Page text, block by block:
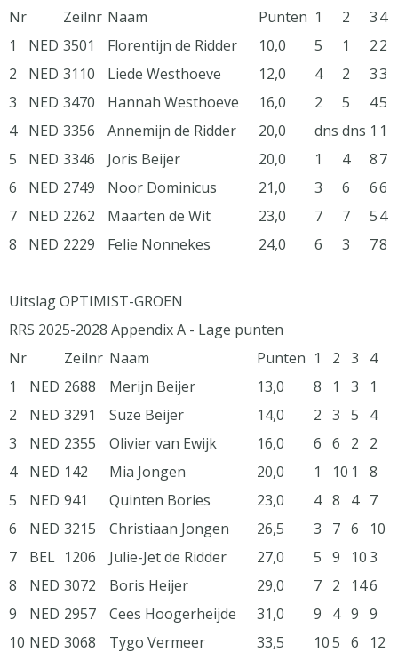
Nr
Zeilnr Naam Punten 1 2 34
1
NED 3501 Florentijn de Ridder 10,0 5 1 22
2
NED 3110 Liede Westhoeve 12,0 4 2 33
3
NED 3470 Hannah Westhoeve 16,0 2 5 45
4
NED 3356 Annemijn de Ridder 20,0 dns dns 1 1
5
NED 3346 Joris Beijer 20,0 1 4 87
6
NED 2749 Noor Dominicus 21,0 3 6 66
7
NED 2262 Maarten de Wit 23,0 7 7 54
8
NED 2229 Felie Nonnekes 24,0 6 3 78
Uitslag OPTIMIST-GROEN
RRS 2025-2028 Appendix A - Lage punten
Nr
Zeilnr Naam Punten 1 2 3
4
1
NED 2688 Merijn Beijer 13,0 8 1 3
1
2
NED 3291 Suze Beijer 14,0 2 3 5
4
3
NED 2355 Olivier van Ewijk 16,0 6 6 2
2
4
NED 142 Mia Jongen 20,0 1 10 1
8
5
NED 941 Quinten Bories 23,0 4 8 4 7
6
NED 3215 Christiaan Jongen 26,5 3 7 6
10
7
BEL 1206 Julie-Jet de Ridder 27,0 5 9 103
8
NED 3072 Boris Heijer 29,0 7 2 146
9
NED 2957 Cees Hoogerheijde 31,0 9 4 9 9
10 NED 3068 Tygo Vermeer 33,5 105 6
12